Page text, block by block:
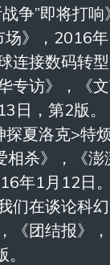
争”即将打
》，2016年
连接数码转
访》，《文
日，第2版。
探夏洛克>特
相杀》，《
年1月12日。
们在谈论科
《团结报》